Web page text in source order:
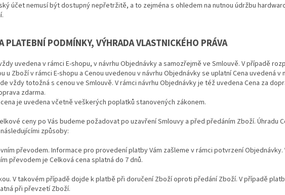
účet nemusí být dostupný nepřetržitě, a to zejména s ohledem na nutnou údržbu
PLATEBNÍ PODMÍNKY, VÝHRADA VLASTNICKÉHO PRÁVA
uvedena v rámci E-shopu, v návrhu Objednávky a samozřejmě ve Smlouvě. V případě
u Zboží v rámci E-shopu a Cenou uvedenou v návrhu Objednávky se uplatní Cena uvedená v
vždy totožná s cenou ve Smlouvě. V rámci návrhu Objednávky je též uvedena Cena za
zdarma.
je uvedena včetně veškerých poplatků stanovených zákonem.
ceny po Vás budeme požadovat po uzavření Smlouvy a před předáním Zboží. Úhradu
způsoby:
převodem. Informace pro provedení platby Vám zašleme v rámci potvrzení
převodem je Celková cena splatná do 7 dnů.
V takovém případě dojde k platbě při doručení Zboží oproti předání Zboží. V případě
při převzetí Zboží.